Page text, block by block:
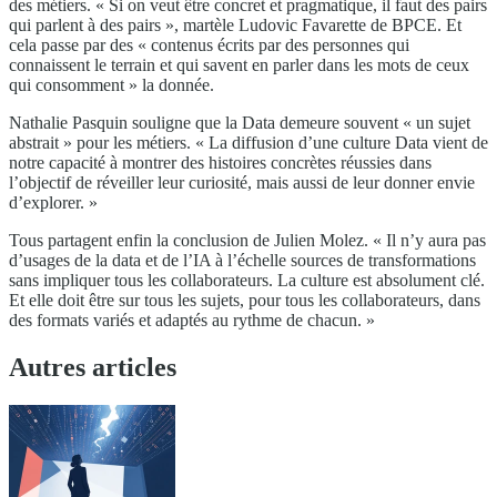
des métiers. « Si on veut être concret et pragmatique, il faut des pairs
qui parlent à des pairs », martèle Ludovic Favarette de BPCE. Et
cela passe par des « contenus écrits par des personnes qui
connaissent le terrain et qui savent en parler dans les mots de ceux
qui consomment » la donnée.
Nathalie Pasquin souligne que la Data demeure souvent « un sujet
abstrait » pour les métiers. « La diffusion d’une culture Data vient de
notre capacité à montrer des histoires concrètes réussies dans
l’objectif de réveiller leur curiosité, mais aussi de leur donner envie
d’explorer. »
Tous partagent enfin la conclusion de Julien Molez. « Il n’y aura pas
d’usages de la data et de l’IA à l’échelle sources de transformations
sans impliquer tous les collaborateurs. La culture est absolument clé.
Et elle doit être sur tous les sujets, pour tous les collaborateurs, dans
des formats variés et adaptés au rythme de chacun. »
Autres articles